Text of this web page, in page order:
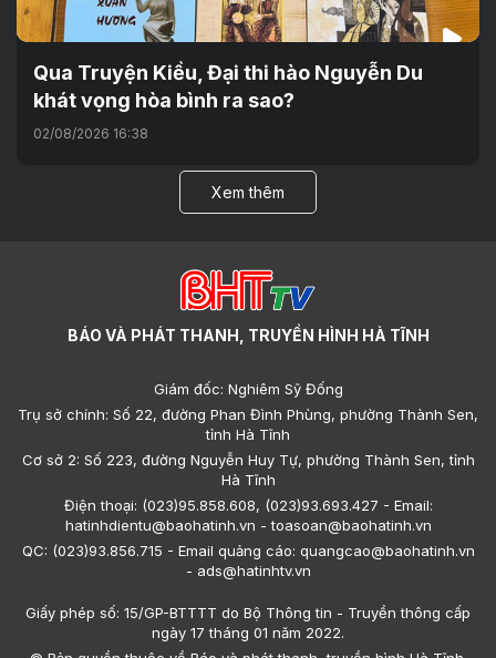
Qua Truyện Kiều, Đại thi hào Nguyễn Du
khát vọng hòa bình ra sao?
02/08/2026 16:38
Xem thêm
BÁO VÀ PHÁT THANH, TRUYỀN HÌNH HÀ TĨNH
Giám đốc: Nghiêm Sỹ Đống
Trụ sở chính: Số 22, đường Phan Đình Phùng, phường Thành Sen,
tỉnh Hà Tĩnh
Cơ sở 2: Số 223, đường Nguyễn Huy Tự, phường Thành Sen, tỉnh
Hà Tĩnh
Điện thoại: (023)95.858.608, (023)93.693.427 - Email:
hatinhdientu@baohatinh.vn - toasoan@baohatinh.vn
QC: (023)93.856.715 - Email quảng cáo: quangcao@baohatinh.vn
- ads@hatinhtv.vn
Giấy phép số: 15/GP-BTTTT do Bộ Thông tin - Truyền thông cấp
ngày 17 tháng 01 năm 2022.